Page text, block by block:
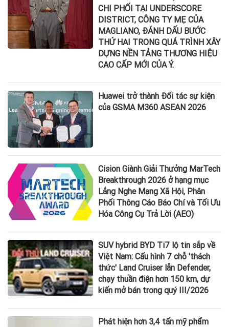
CHI PHỐI TẠI UNDERSCORE
DISTRICT, CÔNG TY MẸ CỦA
MAGLIANO, ĐÁNH DẤU BƯỚC
THỨ HAI TRONG QUÁ TRÌNH XÂY
DỰNG NỀN TẢNG THƯƠNG HIỆU
CAO CẤP MỚI CỦA Ý.
Huawei trở thành Đối tác sự kiện
của GSMA M360 ASEAN 2026
Cision Giành Giải Thưởng MarTech
Breakthrough 2026 ở hạng mục
Lắng Nghe Mạng Xã Hội, Phân
Phối Thông Cáo Báo Chí và Tối Ưu
Hóa Công Cụ Trả Lời (AEO)
SUV hybrid BYD Ti7 lộ tin sắp về
Việt Nam: Cấu hình 7 chỗ 'thách
thức' Land Cruiser lẫn Defender,
chạy thuần điện hơn 150 km, dự
kiến mở bán trong quý III/2026
Phát hiện hơn 3,4 tấn mỹ phẩm